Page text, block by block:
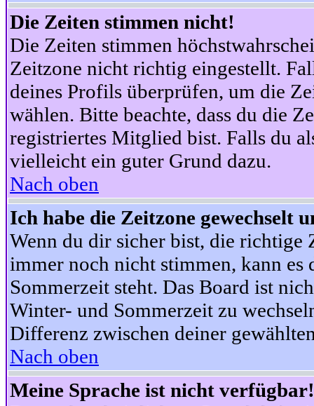
Die Zeiten stimmen nicht!
Die Zeiten stimmen
Zeitzone nicht richtig eingestellt.
deines Profils überprüfen, um die
wählen. Bitte beachte, dass du die
registriertes Mitglied bist. Falls du
vielleicht ein guter Grund dazu.
Nach oben
Ich habe die Zeitzone gewechselt
Wenn du dir sicher bist, die richtige
immer noch nicht stimmen, kann es
Sommerzeit steht. Das Board ist
Winter- und Sommerzeit zu
Differenz zwischen deiner
Nach oben
Meine Sprache ist nicht verfügbar!